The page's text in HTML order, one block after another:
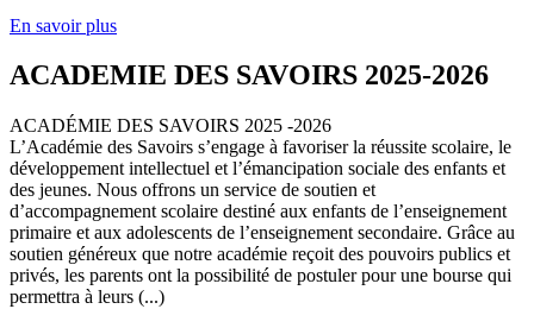
En savoir plus
ACADEMIE DES SAVOIRS 2025-2026
ACADÉMIE DES SAVOIRS 2025 -2026
L’Académie des Savoirs s’engage à favoriser la réussite scolaire, le
développement intellectuel et l’émancipation sociale des enfants et
des jeunes. Nous offrons un service de soutien et
d’accompagnement scolaire destiné aux enfants de l’enseignement
primaire et aux adolescents de l’enseignement secondaire. Grâce au
soutien généreux que notre académie reçoit des pouvoirs publics et
privés, les parents ont la possibilité de postuler pour une bourse qui
permettra à leurs (...)